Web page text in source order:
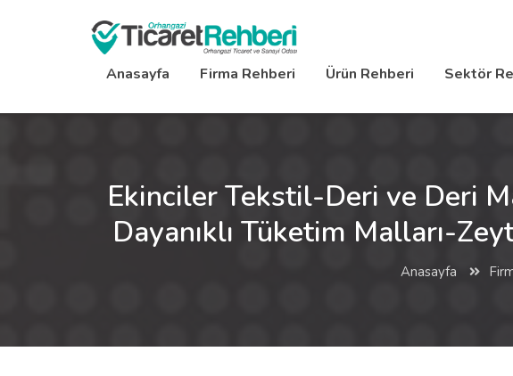
Anasayfa Firma Rehberi Ürün Rehberi Sektör
Ekinciler Tekstil-Deri ve Deri
Dayanıklı Tüketim Malları-
Anasayfa